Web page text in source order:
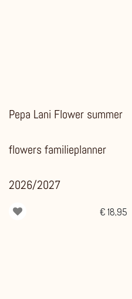
Pepa Lani Flower summer
flowers familieplanner
2026/2027
€ 18,95